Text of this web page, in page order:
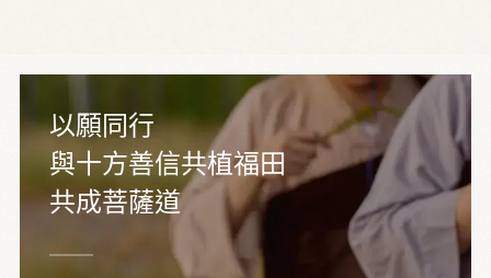
以願同行
與十方善信共植福田
共成菩薩道